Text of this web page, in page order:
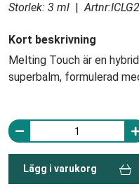
Storlek: 3 ml |
Kort beskrivning
Melting Touch är en
superbalm, formulerad
Lägg i varukorg